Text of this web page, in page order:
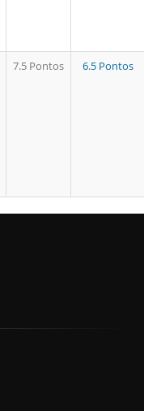
7.5 Pontos 6.5 Pontos